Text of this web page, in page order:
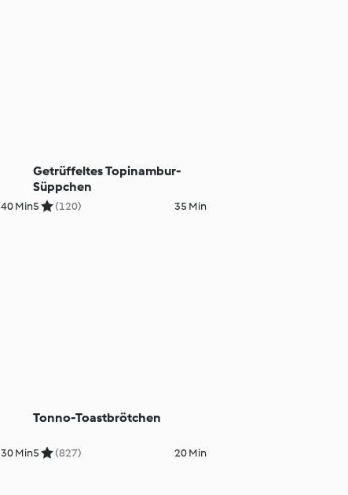
40 Min
Getrüffeltes Topinambur-
Süppchen
5 (120) 35 Min
30 Min
Tonno-Toastbrötchen
5 (827) 20 Min